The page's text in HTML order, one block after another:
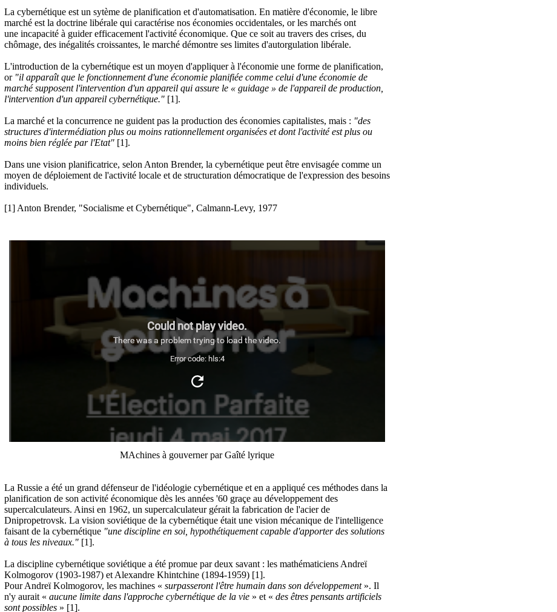
La cybernétique est un sytème de planification et d'automatisation. En matière d'économie, le libre
marché est la doctrine libérale qui caractérise nos économies occidentales, or les marchés ont
une incapacité à guider efficacement l'activité économique. Que ce soit au travers des crises, du
chômage, des inégalités croissantes, le marché démontre ses limites d'autorgulation libérale.
L'introduction de la cybernétique est un moyen d'appliquer à l'économie une forme de planification,
or "il apparaît que le fonctionnementd'une économie planifiée comme celui d'une économie de
marché supposent l'intervention d'un appareil qui assure le « guidage » de l'appareil de production,
l'intervention d'un appareil cybernétique." [1].
La marché et la concurrence ne guident pas la production des économies capitalistes, mais : "des
structures d'intermédiation plus ou moins rationnellement organisées et dont l'activité est plus ou
moins bien réglée par l'Etat" [1].
Dans une vision planificatrice, selon Anton Brender, la cybernétique peut être envisagée comme un
moyen de déploiement de l'activité locale et de structuration démocratique de l'expression des besoins
individuels.
[1] Anton Brender, "Socialisme et Cybernétique", Calmann-Levy, 1977
MAchines à gouverner par Gaîté lyrique
La Russie a été un grand défenseur de l'idéologie cybernétique et en a appliqué ces méthodes dans la
planification de son activité économique dès les années '60 graçe au développement des
supercalculateurs. Ainsi en 1962, un supercalculateur gérait la fabrication de l'acier de
Dnipropetrovsk. La vision soviétique de la cybernétique était une vision mécanique de l'intelligence
faisant de la cybernétique "une discipline en soi, hypothétiquement capable d'apporter des solutions
à tous les niveaux." [1].
La discipline cybernétique soviétique a été promue par deux savant : les mathématiciens Andreï
Kolmogorov (1903-1987) et Alexandre Khintchine (1894-1959) [1].
Pour Andreï Kolmogorov, les machines « surpasseront l'être humain dans son développement». Il
n'y aurait « aucune limite dans l'approche cybernétique de la vie » et « des êtres pensants artificiels
sont possibles » [1].